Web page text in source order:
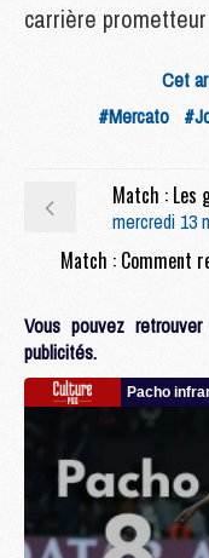
carrière
Cet
#Mercato
mercredi 13
Match : Comment
Vous pouvez
publicités.